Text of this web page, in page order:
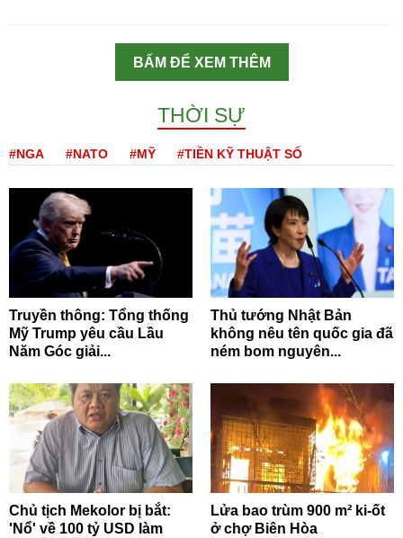
BẤM ĐỂ XEM THÊM
THỜI SỰ
#NGA #NATO #MỸ #TIỀN KỸ THUẬT SỐ
Truyền thông: Tổng thống
Mỹ Trump yêu cầu Lầu
Năm Góc giải...
Thủ tướng Nhật Bản
không nêu tên quốc gia đã
ném bom nguyên...
Chủ tịch Mekolor bị bắt:
'Nổ' về 100 tỷ USD làm
Lửa bao trùm 900 m² ki-ốt
ở chợ Biên Hòa